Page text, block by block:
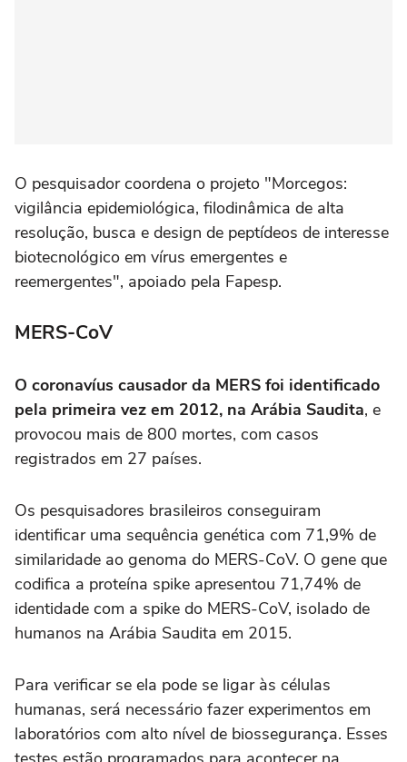
O pesquisador coordena o projeto "Morcegos:
vigilância epidemiológica, filodinâmica de alta
resolução, busca e design de peptídeos de interesse
biotecnológico em vírus emergentes e
reemergentes", apoiado pela Fapesp.
MERS-CoV
O coronavíus causador da MERS foi identificado
pela primeira vez em 2012, na Arábia Saudita, e
provocou mais de 800 mortes, com casos
registrados em 27 países.
Os pesquisadores brasileiros conseguiram
identificar uma sequência genética com 71,9% de
similaridade ao genoma do MERS-CoV. O gene que
codifica a proteína spike apresentou 71,74% de
identidade com a spike do MERS-CoV, isolado de
humanos na Arábia Saudita em 2015.
Para verificar se ela pode se ligar às células
humanas, será necessário fazer experimentos em
laboratórios com alto nível de biossegurança. Esses